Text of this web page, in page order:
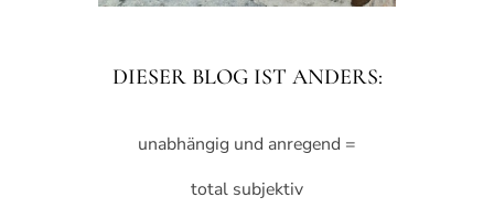
DIESER BLOG IST ANDERS:
unabhängig und anregend =
total subjektiv